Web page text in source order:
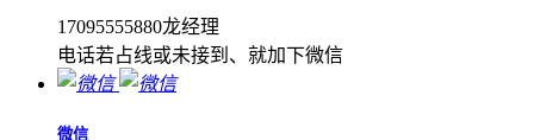
17095555880龙经理
电话若占线或未接到、就加下微信
微信